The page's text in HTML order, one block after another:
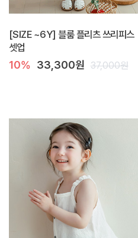
[SIZE ~6Y] 블룸 플리츠 쓰리피스
셋업
10% 33,300원 37,000원